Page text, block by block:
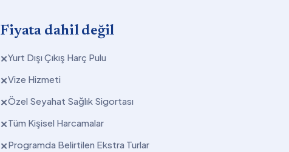
Fiyata dahil değil
✕Yurt Dışı Çıkış Harç Pulu
✕Vize Hizmeti
✕Özel Seyahat Sağlık Sigortası
✕Tüm Kişisel Harcamalar
✕Programda Belirtilen Ekstra Turlar